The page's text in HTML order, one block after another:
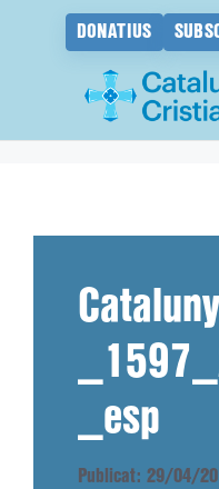
DONATIUS
_esp
Publicat: 29/04/